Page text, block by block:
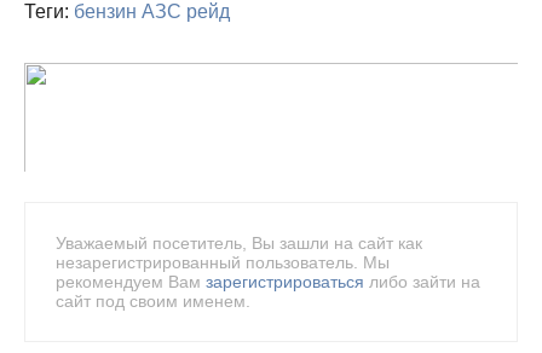
Теги: бензин АЗС рейд
Уважаемый посетитель, Вы зашли на сайт как
незарегистрированный пользователь. Мы
рекомендуем Вам зарегистрироваться либо зайти на
сайт под своим именем.